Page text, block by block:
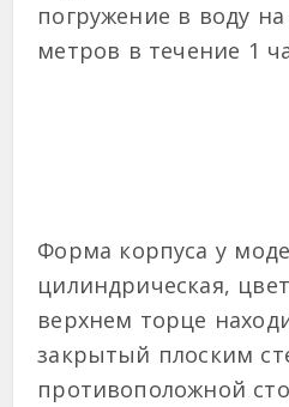
погружение в воду на
метров в течение 1
Форма корпуса у
цилиндрическая,
верхнем торце
закрытый плоским
противоположной